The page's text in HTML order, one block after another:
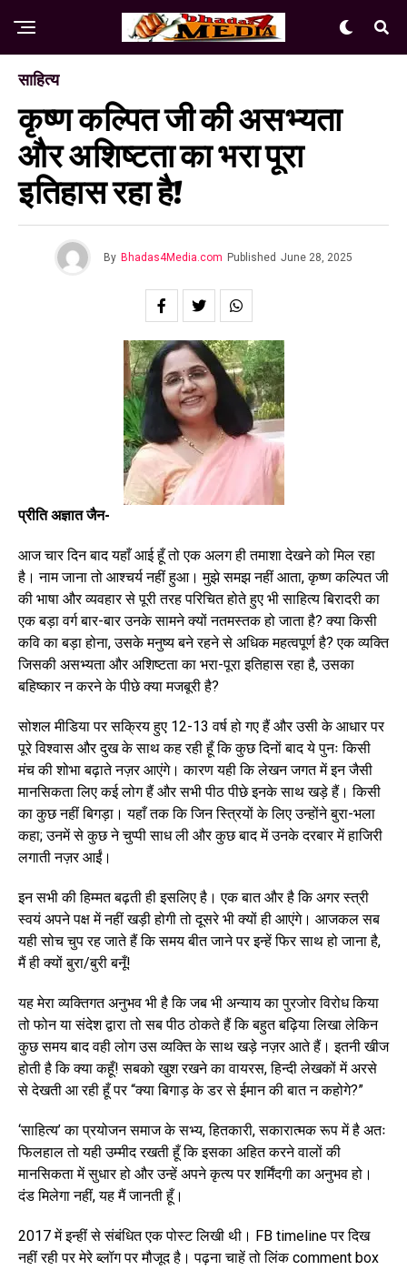
साहित्य
कृष्ण कल्पित जी की असभ्यता
और अशिष्टता का भरा पूरा
इतिहास रहा है!
By Bhadas4Media.com Published June 28, 2025
प्रीति अज्ञात जैन-
आज चार दिन बाद यहाँ आई हूँ तो एक अलग ही तमाशा देखने को मिल रहा
है। नाम जाना तो आश्चर्य नहीं हुआ। मुझे समझ नहीं आता, कृष्ण कल्पित जी
की भाषा और व्यवहार से पूरी तरह परिचित होते हुए भी साहित्य बिरादरी का
एक बड़ा वर्ग बार-बार उनके सामने क्यों नतमस्तक हो जाता है? क्या किसी
कवि का बड़ा होना, उसके मनुष्य बने रहने से अधिक महत्वपूर्ण है? एक व्यक्ति
जिसकी असभ्यता और अशिष्टता का भरा-पूरा इतिहास रहा है, उसका
बहिष्कार न करने के पीछे क्या मजबूरी है?
सोशल मीडिया पर सक्रिय हुए 12-13 वर्ष हो गए हैं और उसी के आधार पर
पूरे विश्वास और दुख के साथ कह रही हूँ कि कुछ दिनों बाद ये पुनः किसी
मंच की शोभा बढ़ाते नज़र आएंगे। कारण यही कि लेखन जगत में इन जैसी
मानसिकता लिए कई लोग हैं और सभी पीठ पीछे इनके साथ खड़े हैं। किसी
का कुछ नहीं बिगड़ा। यहाँ तक कि जिन स्त्रियों के लिए उन्होंने बुरा-भला
कहा; उनमें से कुछ ने चुप्पी साध ली और कुछ बाद में उनके दरबार में हाजिरी
लगाती नज़र आईं।
इन सभी की हिम्मत बढ़ती ही इसलिए है। एक बात और है कि अगर स्त्री
स्वयं अपने पक्ष में नहीं खड़ी होगी तो दूसरे भी क्यों ही आएंगे। आजकल सब
यही सोच चुप रह जाते हैं कि समय बीत जाने पर इन्हें फिर साथ हो जाना है,
मैं ही क्यों बुरा/बुरी बनूँ!
यह मेरा व्यक्तिगत अनुभव भी है कि जब भी अन्याय का पुरजोर विरोध किया
तो फोन या संदेश द्वारा तो सब पीठ ठोकते हैं कि बहुत बढ़िया लिखा लेकिन
कुछ समय बाद वही लोग उस व्यक्ति के साथ खड़े नज़र आते हैं। इतनी खीज
होती है कि क्या कहूँ! सबको खुश रखने का वायरस, हिन्दी लेखकों में अरसे
से देखती आ रही हूँ पर “क्या बिगाड़ के डर से ईमान की बात न कहोगे?”
‘साहित्य’ का प्रयोजन समाज के सभ्य, हितकारी, सकारात्मक रूप में है अतः
फिलहाल तो यही उम्मीद रखती हूँ कि इसका अहित करने वालों की
मानसिकता में सुधार हो और उन्हें अपने कृत्य पर शर्मिंदगी का अनुभव हो।
दंड मिलेगा नहीं, यह मैं जानती हूँ।
2017 में इन्हीं से संबंधित एक पोस्ट लिखी थी। FB timeline पर दिख
नहीं रही पर मेरे ब्लॉग पर मौजूद है। पढ़ना चाहें तो लिंक comment box